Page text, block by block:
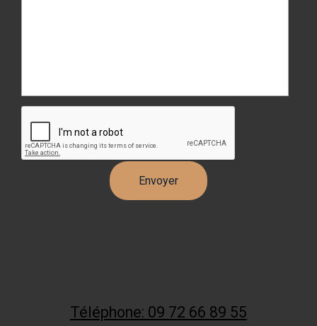
Téléphone: 09 72 66 89 55